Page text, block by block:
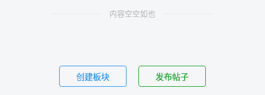
内容空空如也
创建板块 发布帖子